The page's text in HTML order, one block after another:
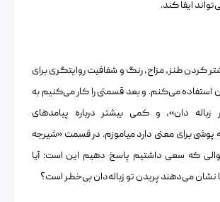
ایفا کند.
کردن طنز، مزاح، رنگ و شفافیت روایتگری برای
می‌کنم. و بعد قسمتی را کار می‌کنیم به
دان»، و کمی بیشتر درباره پیامدهای
پوشی برای معنی دارد میاموزم. در قسمت «شیرجه
که سعی داشتیم پاسخ دهیم این است: آیا
نشان می‌دهند پریدن تو زباله‌دان بی‌خطر است؟